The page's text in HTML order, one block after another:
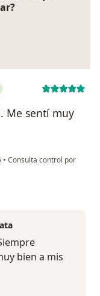
Me sentí muy
• Consulta control por
bien a mis